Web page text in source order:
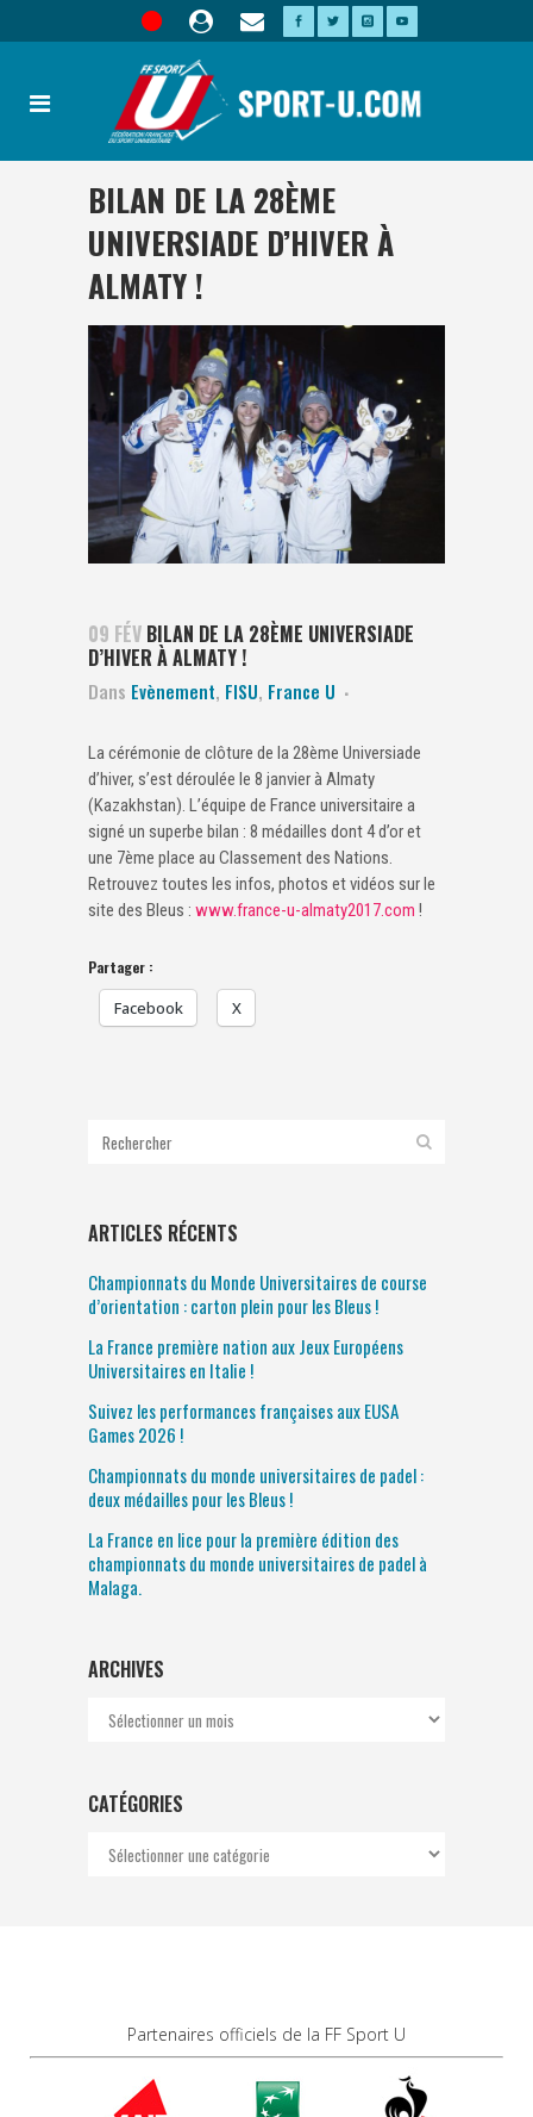
BILAN DE LA 28ÈME
UNIVERSIADE D’HIVER À
ALMATY !
09 FÉV BILAN DE LA 28ÈME UNIVERSIADE
D’HIVER À ALMATY !
Dans Evènement, FISU, France U
La cérémonie de clôture de la 28ème Universiade
d’hiver, s’est déroulée le 8 janvier à Almaty
(Kazakhstan). L’équipe de France universitaire a
signé un superbe bilan : 8 médailles dont 4 d’or et
une 7ème place au Classement des Nations.
Retrouvez toutes les infos, photos et vidéos sur le
site des Bleus : www.france-u-almaty2017.com !
Partager :
Facebook X
ARTICLES RÉCENTS
Championnats du Monde Universitaires de course
d’orientation : carton plein pour les Bleus !
La France première nation aux Jeux Européens
Universitaires en Italie !
Suivez les performances françaises aux EUSA
Games 2026 !
Championnats du monde universitaires de padel :
deux médailles pour les Bleus !
La France en lice pour la première édition des
championnats du monde universitaires de padel à
Malaga.
ARCHIVES
Archives
CATÉGORIES
Catégories
Partenaires officiels de la FF Sport U